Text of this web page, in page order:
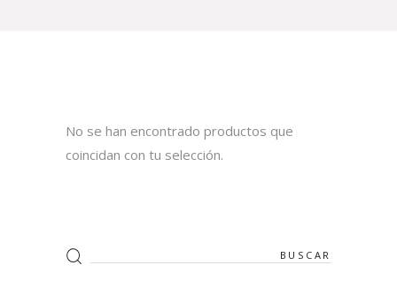
No se han encontrado productos que
coincidan con tu selección.
Search
for: